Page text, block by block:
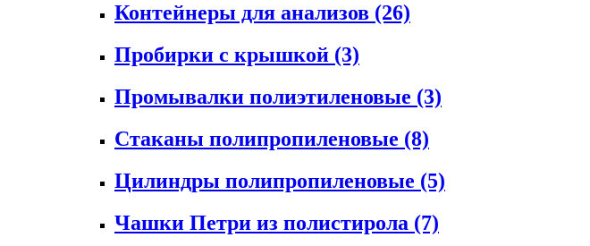
Контейнеры для анализов (26)
Пробирки с крышкой (3)
Промывалки полиэтиленовые (3)
Стаканы полипропиленовые (8)
Цилиндры полипропиленовые (5)
Чашки Петри из полистирола (7)